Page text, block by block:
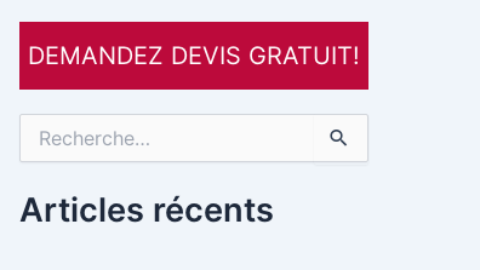
DEMANDEZ DEVIS GRATUIT!
h
e
Articles récents